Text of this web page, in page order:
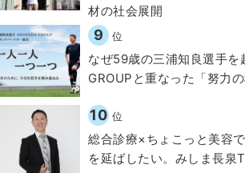
材の社会展開​
9 位
なぜ59歳の三浦知良選手
GROUPと重なった「努力の
10 位
総合診療×ちょこっと美容
を延ばしたい。みしま長泉